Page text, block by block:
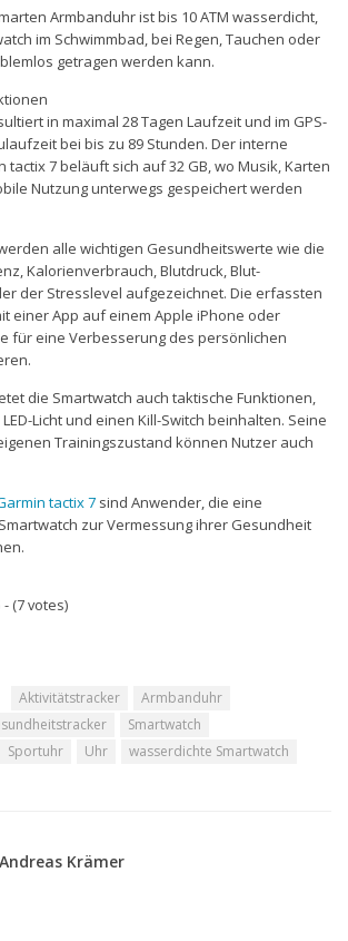
Armbanduhr ist bis 10 ATM wasserdicht,
im Schwimmbad, bei Regen, Tauchen oder
getragen werden kann.
in maximal 28 Tagen Laufzeit und im GPS-
bei bis zu 89 Stunden. Der interne
tactix 7 beläuft sich auf 32 GB, wo Musik, Karten
Nutzung unterwegs gespeichert werden
alle wichtigen Gesundheitswerte wie die
Kalorienverbrauch, Blutdruck, Blut-
der Stresslevel aufgezeichnet. Die erfassten
einer App auf einem Apple iPhone oder
für eine Verbesserung des persönlichen
die Smartwatch auch taktische Funktionen,
Licht und einen Kill-Switch beinhalten. Seine
Trainingszustand können Nutzer auch
tactix 7 sind Anwender, die eine
zur Vermessung ihrer Gesundheit
- (7 votes)
Aktivitätstracker
Armbanduhr
Smartwatch
Sportuhr Uhr wasserdichte Smartwatch
Krämer